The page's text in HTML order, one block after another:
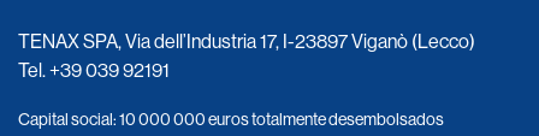
TENAX SPA, Via dell’Industria 17, I-23897 Viganò (Lecco)
Tel.+39 039 92191
Capital social: 10 000 000 euros totalmente desembolsados